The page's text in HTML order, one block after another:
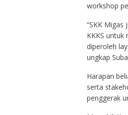
workshop
“SKK
KKKS
diperoleh
ungkap
Harapan
serta
penggerak